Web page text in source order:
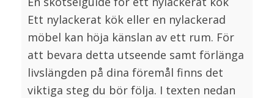
Ett nylackerat kök eller en nylackerad
möbel kan höja känslan av ett rum. För
att bevara detta utseende samt förlänga
livslängden på dina föremål finns det
viktiga steg du bör följa. I texten nedan